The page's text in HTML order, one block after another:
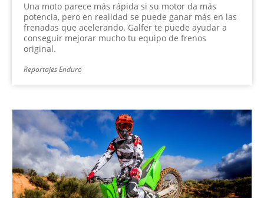
Una moto parece más rápida si su motor da más
potencia, pero en realidad se puede ganar más en las
frenadas que acelerando. Galfer te puede ayudar a
conseguir mejorar mucho tu equipo de frenos
original.
Reportajes Enduro